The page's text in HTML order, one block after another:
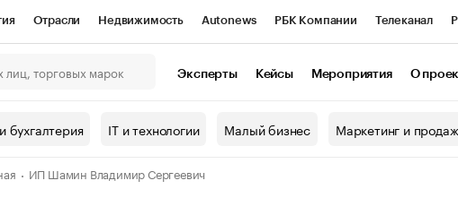
Отрасли Недвижимость Autonews РБК Компании Телеканал
Проверка контрагентов
валюты
Эксперты Кейсы Мероприятия О
бухгалтерия IT и технологии Малый бизнес Маркетинг и
ИП Шамин Владимир Сергеевич